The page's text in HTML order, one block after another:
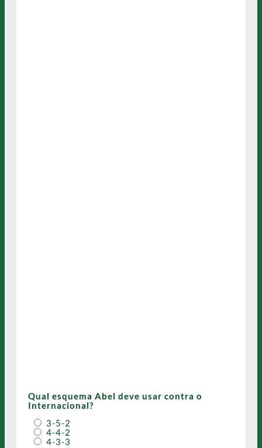
Qual esquema Abel deve usar contra o
Internacional?
3-5-2
4-4-2
4-3-3